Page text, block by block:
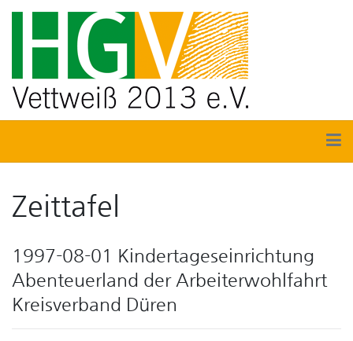
Zeittafel
1997-08-01 Kindertageseinrichtung
Abenteuerland der Arbeiterwohlfahrt
Kreisverband Düren